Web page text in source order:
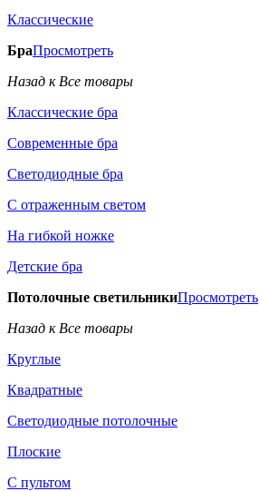
Классические
БраПросмотреть
Назад к Все товары
Классические бра
Современные бра
Светодиодные бра
С отраженным светом
На гибкой ножке
Детские бра
Потолочные светильникиПросмотреть
Назад к Все товары
Круглые
Квадратные
Светодиодные потолочные
Плоские
С пультом